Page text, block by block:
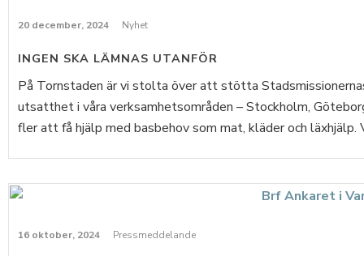
20 december, 2024 Nyhet
INGEN SKA LÄMNAS UTANFÖR
På Tornstaden är vi stolta över att stötta
utsatthet i våra verksamhetsområden – Stockholm,
fler att få hjälp med basbehov som mat, kläder och läxhjälp.
16 oktober, 2024 Pressmeddelande